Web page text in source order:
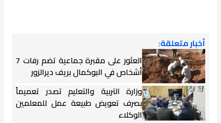
أخبار متعلقة:
العثور على مقبرة جماعية تضم رفات 7
أشخاص في البوكمال بريف ديرالزور
وزارة التربية والتعليم تصدر تعميماً
بصرف تعويض طبيعة عمل للمعلمين
الوكلاء